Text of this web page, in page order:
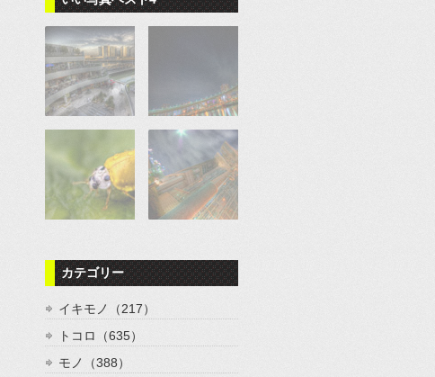
カテゴリー
イキモノ（217）
トコロ（635）
モノ（388）